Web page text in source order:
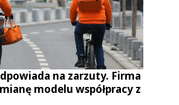
na zarzuty. Firma
modelu współpracy z